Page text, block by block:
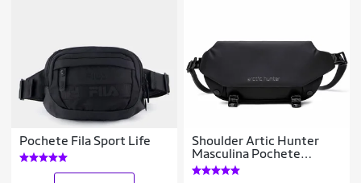
Pochete Fila Sport Life
Shoulder Artic Hunter
Masculina Pochete
Passeio 2 Litros